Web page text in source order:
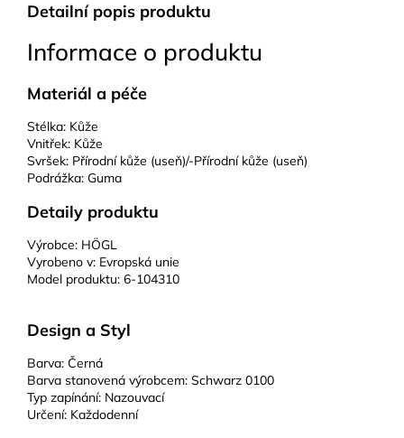
Detailní popis produktu
Informace o produktu
Materiál a péče
Stélka: Kůže
Vnitřek: Kůže
Svršek: Přírodní kůže (useň)/-Přírodní kůže (useň)
Podrážka: Guma
Detaily produktu
Výrobce: HÖGL
Vyrobeno v: Evropská unie
Model produktu: 6-104310
Design a Styl
Barva: Černá
Barva stanovená výrobcem: Schwarz 0100
Typ zapínání: Nazouvací
Určení: Každodenní